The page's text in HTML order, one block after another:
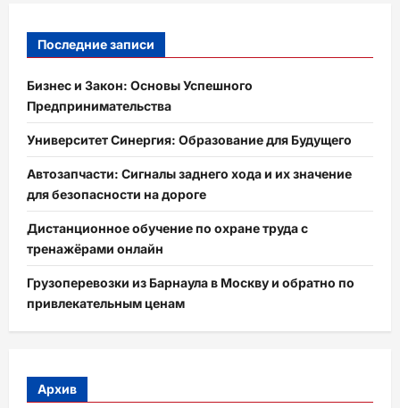
Последние записи
Бизнес и Закон: Основы Успешного
Предпринимательства
Университет Синергия: Образование для Будущего
Автозапчасти: Сигналы заднего хода и их значение
для безопасности на дороге
Дистанционное обучение по охране труда с
тренажёрами онлайн
Грузоперевозки из Барнаула в Москву и обратно по
привлекательным ценам
Архив